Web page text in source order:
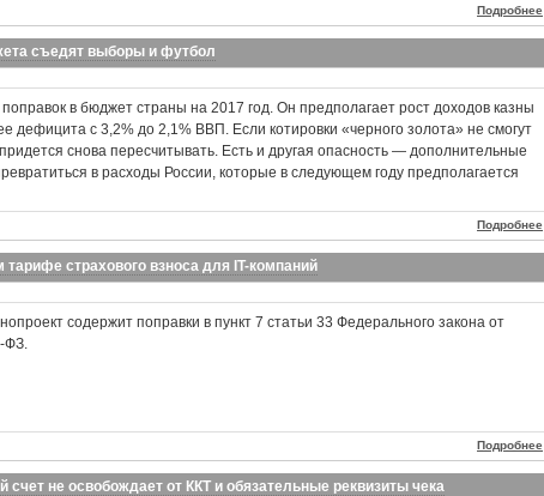
Подробнее
съедят выборы и футбол
в бюджет страны на 2017 год. Он предполагает рост доходов казны
дефицита с 3,2% до 2,1% ВВП. Если котировки «черного золота» не смогут
снова пересчитывать. Есть и другая опасность — дополнительные
в расходы России, которые в следующем году предполагается
Подробнее
страхового взноса для IT-компаний
содержит поправки в пункт 7 статьи 33 Федерального закона от
ФЗ.
Подробнее
не освобождает от ККТ и обязательные реквизиты чека